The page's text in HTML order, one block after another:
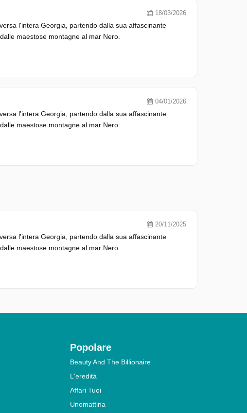
18/03/2026
l'intera Georgia, partendo dalla sua affascinante
maestose montagne al mar Nero.
04/01/2026
l'intera Georgia, partendo dalla sua affascinante
maestose montagne al mar Nero.
20/11/2025
l'intera Georgia, partendo dalla sua affascinante
maestose montagne al mar Nero.
Popolare
Beauty And The Billionaire
L'eredità
Affari Tuoi
Unomattina